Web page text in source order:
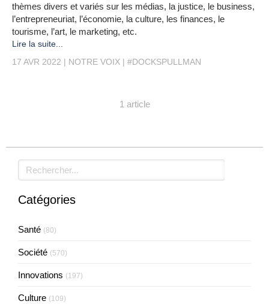
thèmes divers et variés sur les médias, la justice, le business,
l’entrepreneuriat, l’économie, la culture, les finances, le
tourisme, l’art, le marketing, etc.
Lire la suite...
17 AVR 2022
NOTRE VOIX #DOCKSPULLMAN
1 article
Rechercher
Catégories
Santé (80)
Société (570)
Innovations (197)
Culture (109)